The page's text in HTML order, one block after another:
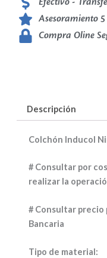
Efectivo -
Asesoramiento 5
Compra Oline
Descripción
Colchón Inducol
# Consultar por
realizar la
# Consultar
Bancaria
Tipo de